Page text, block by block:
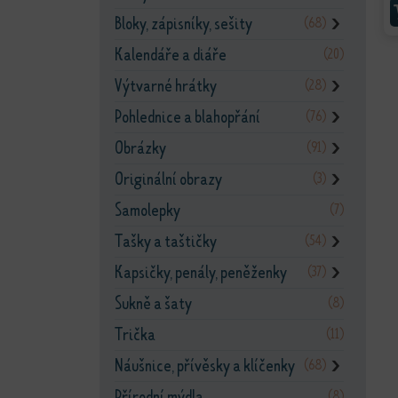
Bloky, zápisníky, sešity (68) ❯
Kalendáře a diáře (20)
Výtvarné hrátky (28) ❯
Pohlednice a blahopřání (76) ❯
Obrázky (91) ❯
Originální obrazy (3) ❯
Samolepky (7)
Tašky a taštičky (54) ❯
Kapsičky, penály, peněženky (37) ❯
Sukně a šaty (8)
Trička (11)
Náušnice, přívěsky a klíčenky (68) ❯